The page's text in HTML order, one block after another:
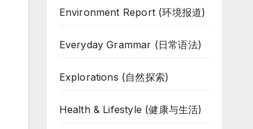
Environment Report (环境报道)
Everyday Grammar (日常语法)
Explorations (自然探索)
Health & Lifestyle (健康与生活)